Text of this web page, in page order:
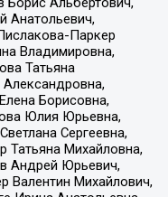
Анатольевич,
Паркер
Владимировна,
Татьяна
Александровна,
Борисовна,
Юлия Юрьевна,
Сергеевна,
Татьяна Михайловна,
Андрей Юрьевич,
Валентин Михайлович,